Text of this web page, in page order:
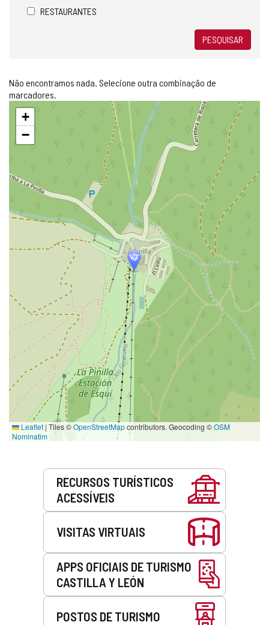
RESTAURANTES
PESQUISAR
Não encontramos nada. Selecione outra combinação de
marcadores.
Pular
mapa
+
−
Leaflet | Tiles ©OpenStreetMapcontributors. Geocoding ©OSM
Nominatim
RECURSOS TURÍSTICOS
ACESSÍVEIS
VISITAS VIRTUAIS
APPS OFICIAIS DE TURISMO
CASTILLA Y LEÓN
POSTOS DE TURISMO